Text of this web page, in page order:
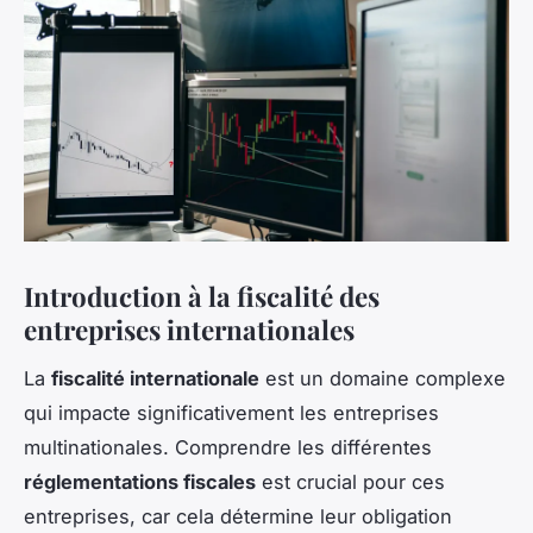
Introduction à la fiscalité des
entreprises internationales
La fiscalité internationale est un domaine complexe
qui impacte significativement les entreprises
multinationales. Comprendre les différentes
réglementations fiscales est crucial pour ces
entreprises, car cela détermine leur obligation